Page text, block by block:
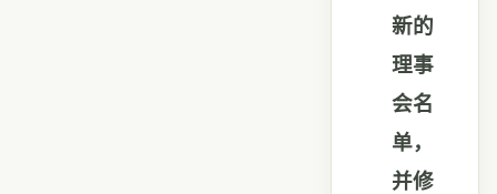
新的
理事
会名
单，
并修